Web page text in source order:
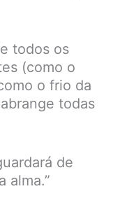
todos os
(como o
o frio da
todas
de
alma.”